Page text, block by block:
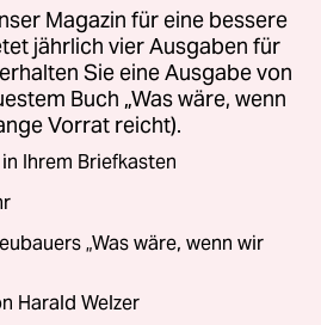
Magazin für eine bessere
jährlich vier Ausgaben für
Sie eine Ausgabe von
Buch „Was wäre, wenn
Vorrat reicht).
Ihrem Briefkasten
„Was wäre, wenn wir
Harald Welzer